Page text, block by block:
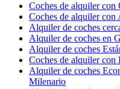
Coches de alquiler
Coches de alquiler con
Alquiler de coches
Alquiler de coches en
Alquiler de coches
Coches de alquiler
Alquiler de coches
Milenario